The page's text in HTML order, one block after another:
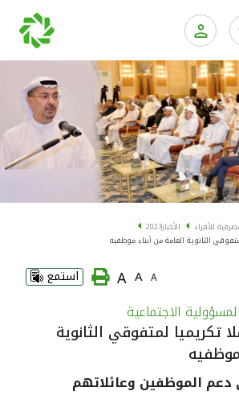
للأفراد
الإلكترونية للشركات
الإلكتروني
للأفراد الخدمات المالية الخاصة
للأفراد الأخبار2023
الثانوية العامة من أبناء موظفيه
A
A
A استمع
الاجتماعية
تكريميا لمتفوقي الثانوية
موظفيه
الموظفين وعائلاتهم